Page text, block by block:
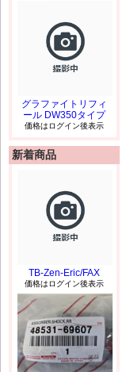
グラファイトリフィ
ール DW350タイプ
価格はログイン後表示
新着商品
TB-Zen-Eric/FAX
価格はログイン後表示